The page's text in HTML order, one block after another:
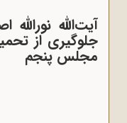
آیت‌الله
جلوگیری از
مجلس پنجم